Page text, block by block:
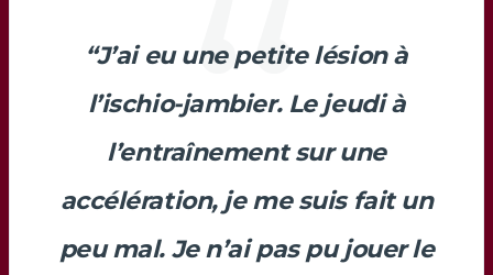
“J’ai eu une petite lésion à
l’ischio-jambier. Le jeudi à
l’entraînement sur une
accélération, je me suis fait un
peu mal. Je n’ai pas pu jouer le